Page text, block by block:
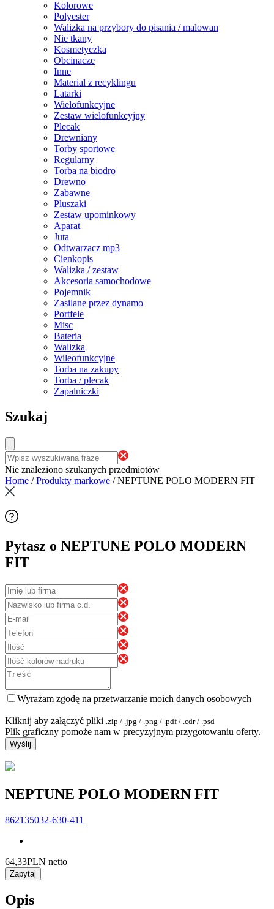
Kolorowe
Polyester
Walizka na przybory do pisania / malowan
Nie tkany
Kosmetyczka
Obcinacze
Inne
Material z recyklingu
Latarki
Wielofunkcyjne
Zestaw wielofunkcyjny
Plecak
Drewniany
Torby sportowe
Regularny
Torba na biodro
Drewno
Zabawne
Pluszaki
Zestaw upominkowy
Aparat
Juta
Odtwarzacz mp3
Cienkopis
Walizka / zestaw
Akcesoria samochodowe
Pojemnik
Zasilane przez dynamo
Portfele
Misc
Bateria
Walizka
Wileofunkcyjne
Torba na zakupy
Torba / plecak
Zapalniczki
Szukaj
Nie znaleziono szukanych przedmiotów
Home /Produkty markowe /NEPTUNE POLO MODERN FIT
Pytasz o NEPTUNE POLO MODERN
FIT
Wyrażam zgodę na przetwarzanie moich danych osobowych
Kliknij aby załączyć pliki .zip / .jpg / .png / .pdf / .cdr / .psd
Plik graficzny pomoże nam w precyzyjnym przygotowaniu oferty.
Wyślij
NEPTUNE POLO MODERN FIT
862135032-630-411
64,33PLN netto
Zapytaj
Opis